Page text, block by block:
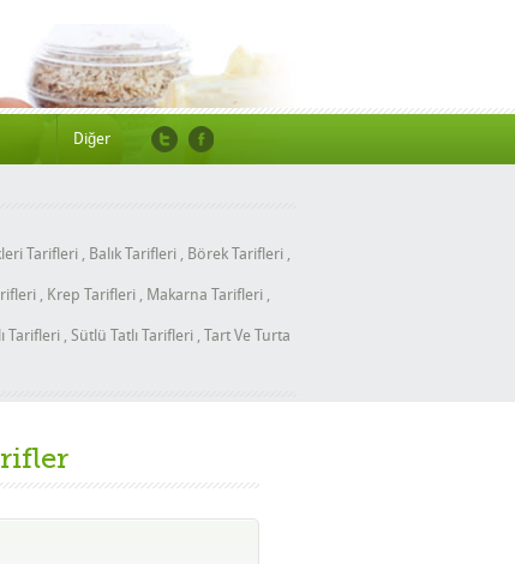
Diğer
Tarifleri , Balık Tarifleri , Börek Tarifleri ,
, Krep Tarifleri , Makarna Tarifleri ,
Tarifleri , Sütlü Tatlı Tarifleri , Tart Ve Turta